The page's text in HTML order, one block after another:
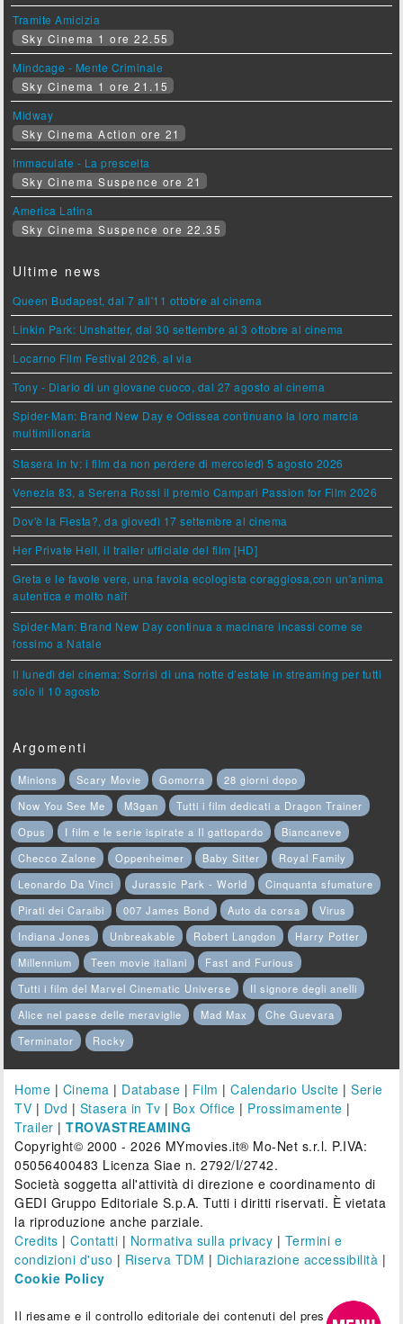
Tramite Amicizia
Sky Cinema 1 ore 22.55
Mindcage - Mente Criminale
Sky Cinema 1 ore 21.15
Midway
Sky Cinema Action ore 21
Immaculate - La prescelta
Sky Cinema Suspence ore 21
America Latina
Sky Cinema Suspence ore 22.35
Ultime news
Queen Budapest, dal 7 all'11 ottobre al cinema
Linkin Park: Unshatter, dal 30 settembre al 3 ottobre al cinema
Locarno Film Festival 2026, al via
Tony - Diario di un giovane cuoco, dal 27 agosto al cinema
Spider-Man: Brand New Day e Odissea continuano la loro marcia
multimilionaria
Stasera in tv: i film da non perdere di mercoledì 5 agosto 2026
Venezia 83, a Serena Rossi il premio Campari Passion for Film 2026
Dov'è la Fiesta?, da giovedì 17 settembre al cinema
Her Private Hell, il trailer ufficiale del film [HD]
Greta e le favole vere, una favola ecologista coraggiosa,con un'anima
autentica e molto naïf
Spider-Man: Brand New Day continua a macinare incassi come se
fossimo a Natale
Il lunedì del cinema: Sorrisi di una notte d’estate in streaming per tutti
solo il 10 agosto
Argomenti
Minions Scary Movie Gomorra
28 giorni dopo
Now You See Me
M3gan
Tutti i film dedicati a Dragon Trainer
Opus
I film e le serie ispirate a Il gattopardo
Biancaneve
Checco Zalone
Oppenheimer Baby Sitter
Royal Family
Leonardo Da Vinci
Jurassic Park - World
Cinquanta sfumature
Pirati dei Caraibi
007 James Bond Auto da corsa
Virus
Indiana Jones
Unbreakable Robert Langdon
Harry Potter
Millennium
Teen movie italiani
Fast and Furious
Tutti i film del Marvel Cinematic Universe
Il signore degli anelli
Alice nel paese delle meraviglie
Mad Max
Che Guevara
Terminator
Rocky
Home | Cinema | Database | Film |Calendario Uscite |Serie
TV | Dvd | Stasera in Tv | Box Office | Prossimamente |
Trailer |TROVASTREAMING
Copyright© 2000 - 2026 MYmovies.it® Mo-Net s.r.l. P.IVA:
05056400483 Licenza Siae n. 2792/I/2742.
Società soggetta all'attività di direzione e coordinamento di
GEDI Gruppo Editoriale S.p.A. Tutti i diritti riservati. È vietata
la riproduzione anche parziale.
Credits |Contatti | Normativa sulla privacy | Termini e
condizioni d'uso | Riserva TDM | Dichiarazione accessibilità |
Cookie Policy
Il riesame e il controllo editoriale dei contenuti del presente sito